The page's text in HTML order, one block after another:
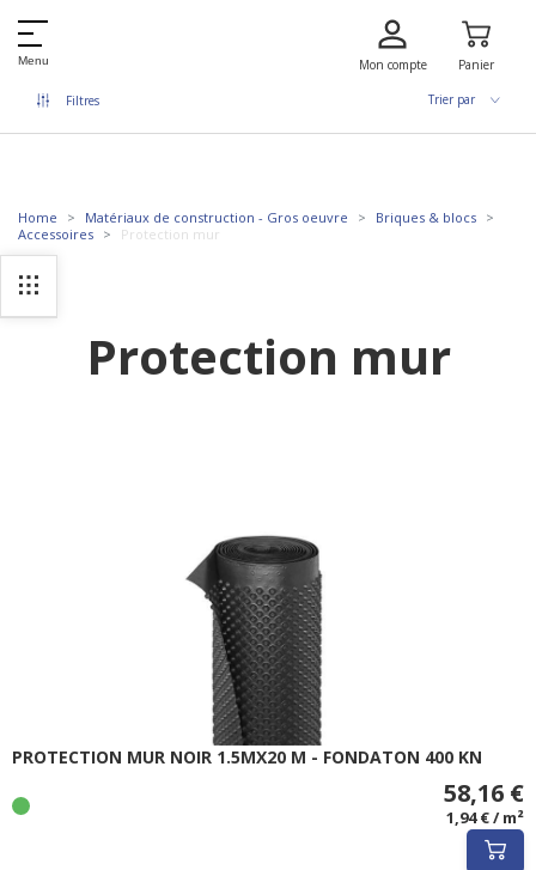
Menu Mon compte Panier
Filtres Trier par
Home Matériaux de construction - Gros oeuvre
Briques & blocs
Accessoires
Protection mur
Protection mur
PROTECTION MUR NOIR 1.5MX20 M - FONDATON 400 KN
58,16 €
1,94 € / m²